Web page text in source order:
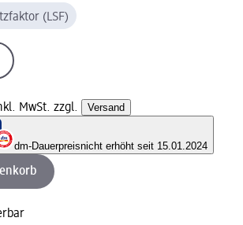
(LSF)
MwSt. zzgl. Versand
dm-Dauerpreisnicht erhöht seit 15.01.2024